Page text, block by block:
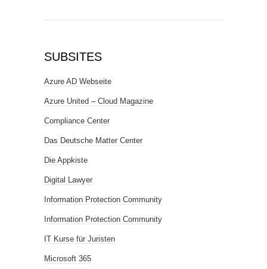
SUBSITES
Azure AD Webseite
Azure United – Cloud Magazine
Compliance Center
Das Deutsche Matter Center
Die Appkiste
Digital Lawyer
Information Protection Community
Information Protection Community
IT Kurse für Juristen
Microsoft 365